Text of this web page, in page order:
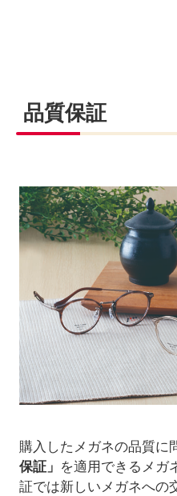
品質保証
購入したメガネの品質に
保証」 を適用できるメガ
証では新しいメガネへの